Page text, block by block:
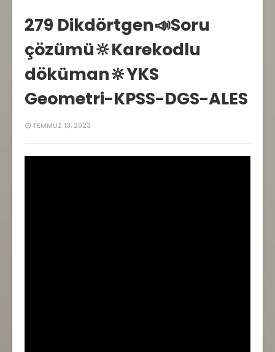
279 Dikdörtgen📣Soru
çözümü🔆Karekodlu
döküman🔆YKS
Geometri-KPSS-DGS-ALES
TEMMUZ 13, 2023